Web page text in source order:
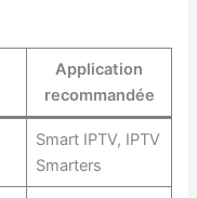
Application
recommandée
Smart IPTV, IPTV
Smarters